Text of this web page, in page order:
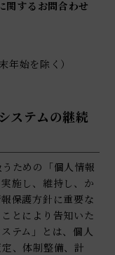
関するお問合わせ
年始を除く）
ステムの継続
ための「個人情報
施し、維持し、か
保護方針に重要な
とにより告知いた
テム」とは、個人
、体制整備、計